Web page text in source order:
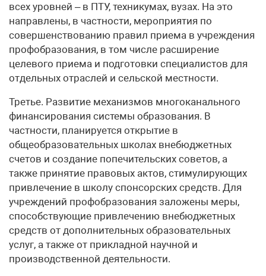
всех уровней – в ПТУ, техникумах, вузах. На это
направлены, в частности, мероприятия по
совершенствованию правил приема в учреждения
профобразования, в том числе расширение
целевого приема и подготовки специалистов для
отдельных отраслей и сельской местности.
Третье. Развитие механизмов многоканального
финансирования системы образования. В
частности, планируется открытие в
общеобразовательных школах внебюджетных
счетов и создание попечительских советов, а
также принятие правовых актов, стимулирующих
привлечение в школу спонсорских средств. Для
учреждений профобразования заложены меры,
способствующие привлечению внебюджетных
средств от дополнительных образовательных
услуг, а также от прикладной научной и
производственной деятельности.